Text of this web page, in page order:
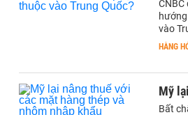
vào
HÀNG
Mỹ
Bất